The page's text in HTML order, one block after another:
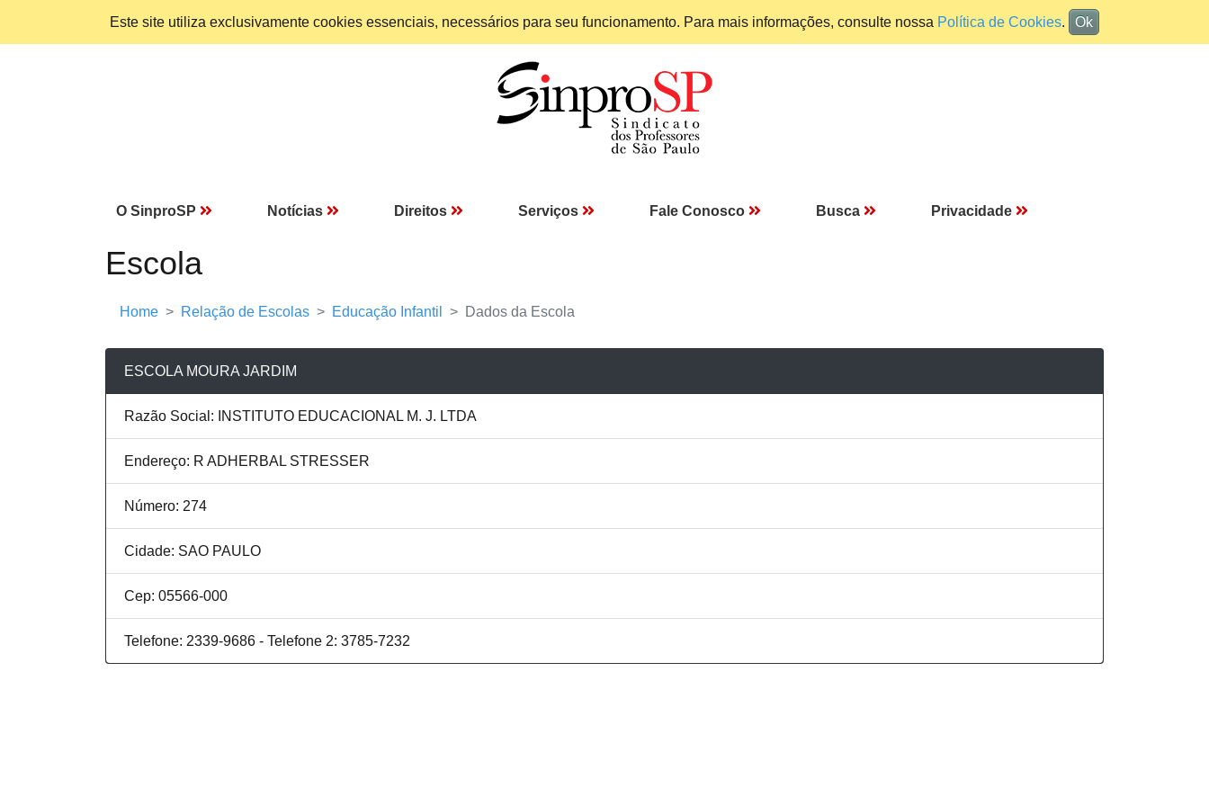
Este site utiliza exclusivamente cookies essenciais, necessários para seu funcionamento. Para mais informações, consulte nossa Política de Cookies. Ok
O SinproSP Notícias Direitos Serviços Fale Conosco Busca Privacidade
Escola
Home Relação de Escolas Educação Infantil Dados da Escola
ESCOLA MOURA JARDIM
Razão Social: INSTITUTO EDUCACIONAL M. J. LTDA
Endereço: R ADHERBAL STRESSER
Número: 274
Cidade: SAO PAULO
Cep: 05566-000
Telefone: 2339-9686 - Telefone 2: 3785-7232